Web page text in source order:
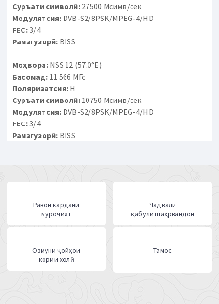
Суръати символӣ:27500 Мсимв/сек
Модулятсия: DVB-S2/8PSK/MPEG-4/HD
FEC:3/4
Рамзгузорӣ: BISS
Моҳвора:NSS 12 (57.0°E)
Басомад:11 566 МГс
Поляризатсия: H
Суръати символӣ:10750 Мсимв/сек
Модулятсия: DVB-S2/8PSK/MPEG-4/HD
FEC:3/4
Рамзгузорӣ: BISS
Равон кардани
муроҷиат
Ҷадвали
қабули шаҳрвандон
Озмуни ҷойҳои
кории холӣ
Тамос